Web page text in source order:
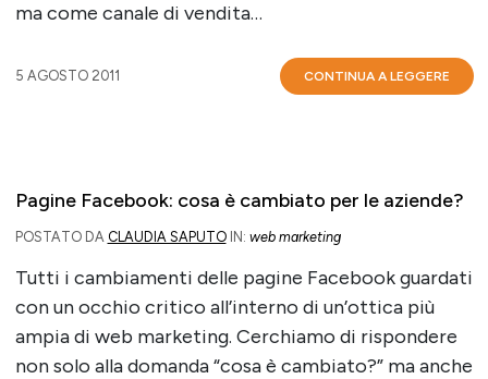
ma come canale di vendita…
5 AGOSTO 2011 CONTINUA A LEGGERE
Pagine Facebook: cosa è cambiato per le aziende?
POSTATO DA CLAUDIA SAPUTOIN: web marketing
Tutti i cambiamenti delle pagine Facebook guardati
con un occhio critico all’interno di un’ottica più
ampia di web marketing. Cerchiamo di rispondere
non solo alla domanda “cosa è cambiato?” ma anche